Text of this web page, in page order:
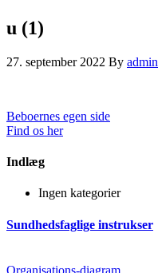
u (1)
27. september 2022 By admin
Beboernes egen side
Find os her
Indlæg
Ingen kategorier
Sundhedsfaglige instrukser
Organisations-diagram